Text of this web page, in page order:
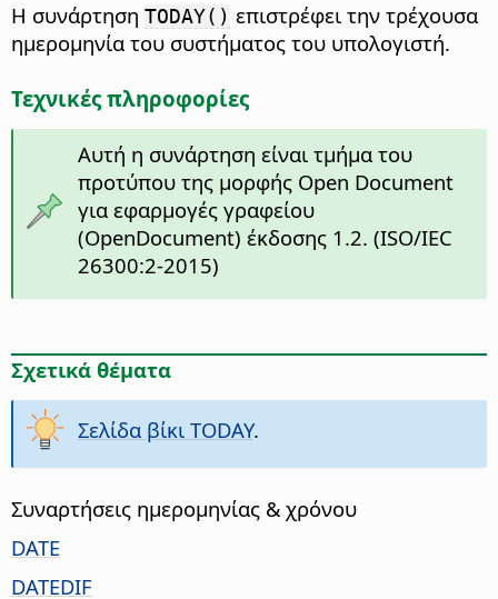
Η συνάρτηση TODAY() επιστρέφει την τρέχουσα
ημερομηνία του συστήματος του υπολογιστή.
Τεχνικές πληροφορίες
Αυτή η συνάρτηση είναι τμήμα του
προτύπου της μορφής Open Document
για εφαρμογές γραφείου
(OpenDocument) έκδοσης 1.2. (ISO/IEC
26300:2-2015)
Σχετικά θέματα
Σελίδα βίκι TODAY.
Συναρτήσεις ημερομηνίας & χρόνου
DATE
DATEDIF